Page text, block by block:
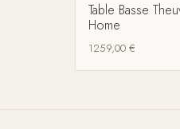
Table Basse
Home
1259,00€